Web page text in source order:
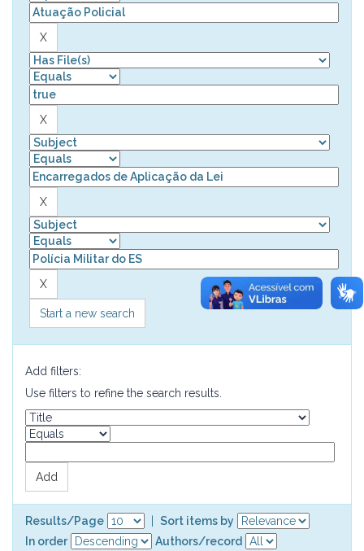
Start a new search
Add filters:
Use filters to refine the search results.
Results/Page
Sort items by
In order
Authors/record